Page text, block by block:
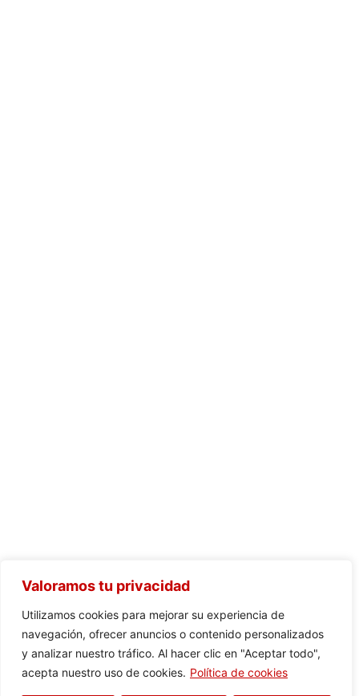
Valoramos tu privacidad
Utilizamos cookies para mejorar su experiencia de
navegación, ofrecer anuncios o contenido personalizados
y analizar nuestro tráfico. Al hacer clic en "Aceptar todo",
acepta nuestro uso de cookies. Política de cookies